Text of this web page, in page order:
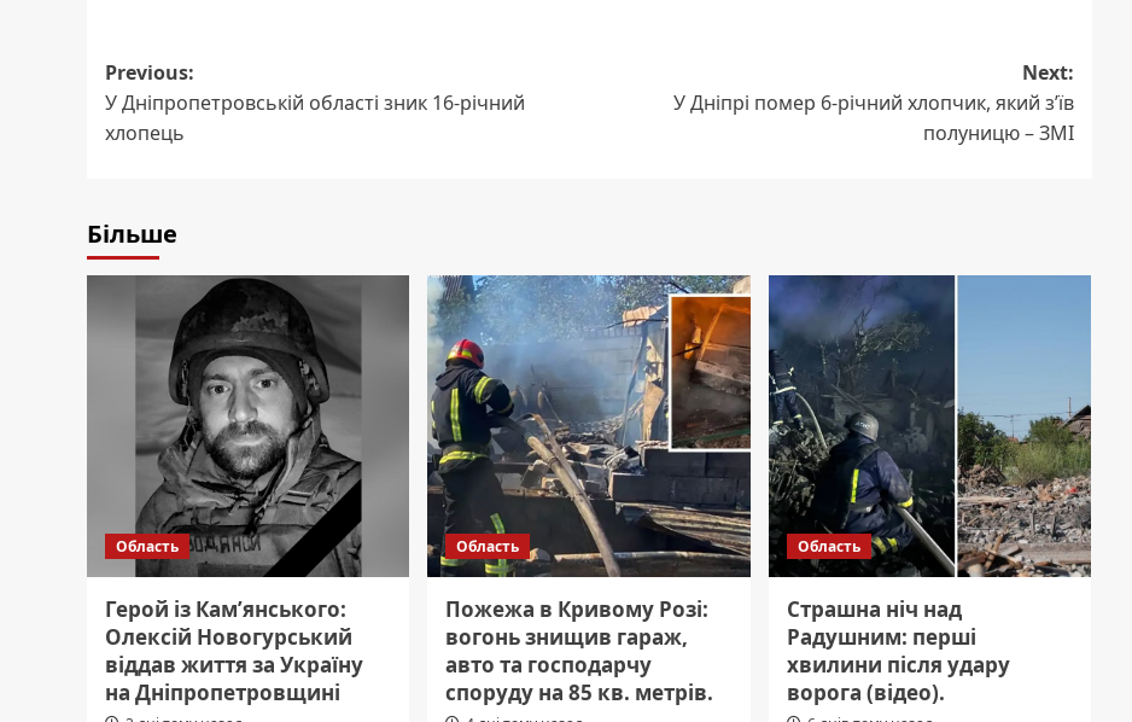
Post
navigation
Previous:
У Дніпропетровській області зник 16-річний
хлопець
Next:
У Дніпрі помер 6-річний хлопчик, який з’їв
полуницю – ЗМІ
Більше
Область
Герой із Кам’янського:
Олексій Новогурський
віддав життя за Україну
на Дніпропетровщині
Область
Пожежа в Кривому Розі:
вогонь знищив гараж,
авто та господарчу
споруду на 85 кв. метрів.
Область
Страшна ніч над
Радушним: перші
хвилини після удару
ворога (відео).